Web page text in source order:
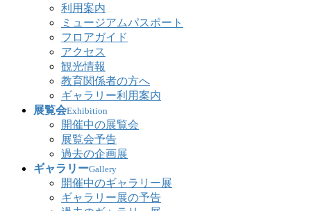
利用案内
ミュージアムパスポート
フロアガイド
アクセス
観光情報
教育関係者の方へ
ギャラリー利用案内
展覧会Exhibition
開催中の展覧会
展覧会予告
過去の企画展
ギャラリーGallery
開催中のギャラリー展
ギャラリー展の予告